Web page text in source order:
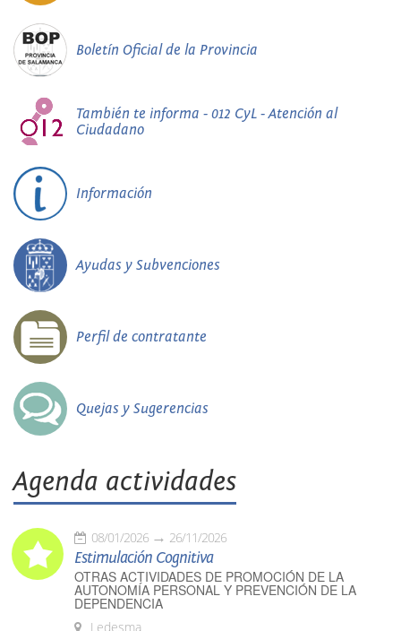
Boletín Oficial de la Provincia
También te informa - 012 CyL - Atención al
Ciudadano
Información
Ayudas y Subvenciones
Perfil de contratante
Quejas y Sugerencias
Agenda actividades
08/01/2026 26/11/2026
Estimulación Cognitiva
OTRAS ACTIVIDADES DE PROMOCIÓN DE LA
AUTONOMÍA PERSONAL Y PREVENCIÓN DE LA
DEPENDENCIA
Ledesma